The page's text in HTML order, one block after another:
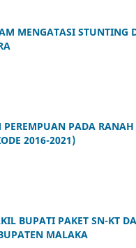
MENGATASI STUNTING
PEREMPUAN PADA
2016-2021)
BUPATI PAKET SN-KT
MALAKA